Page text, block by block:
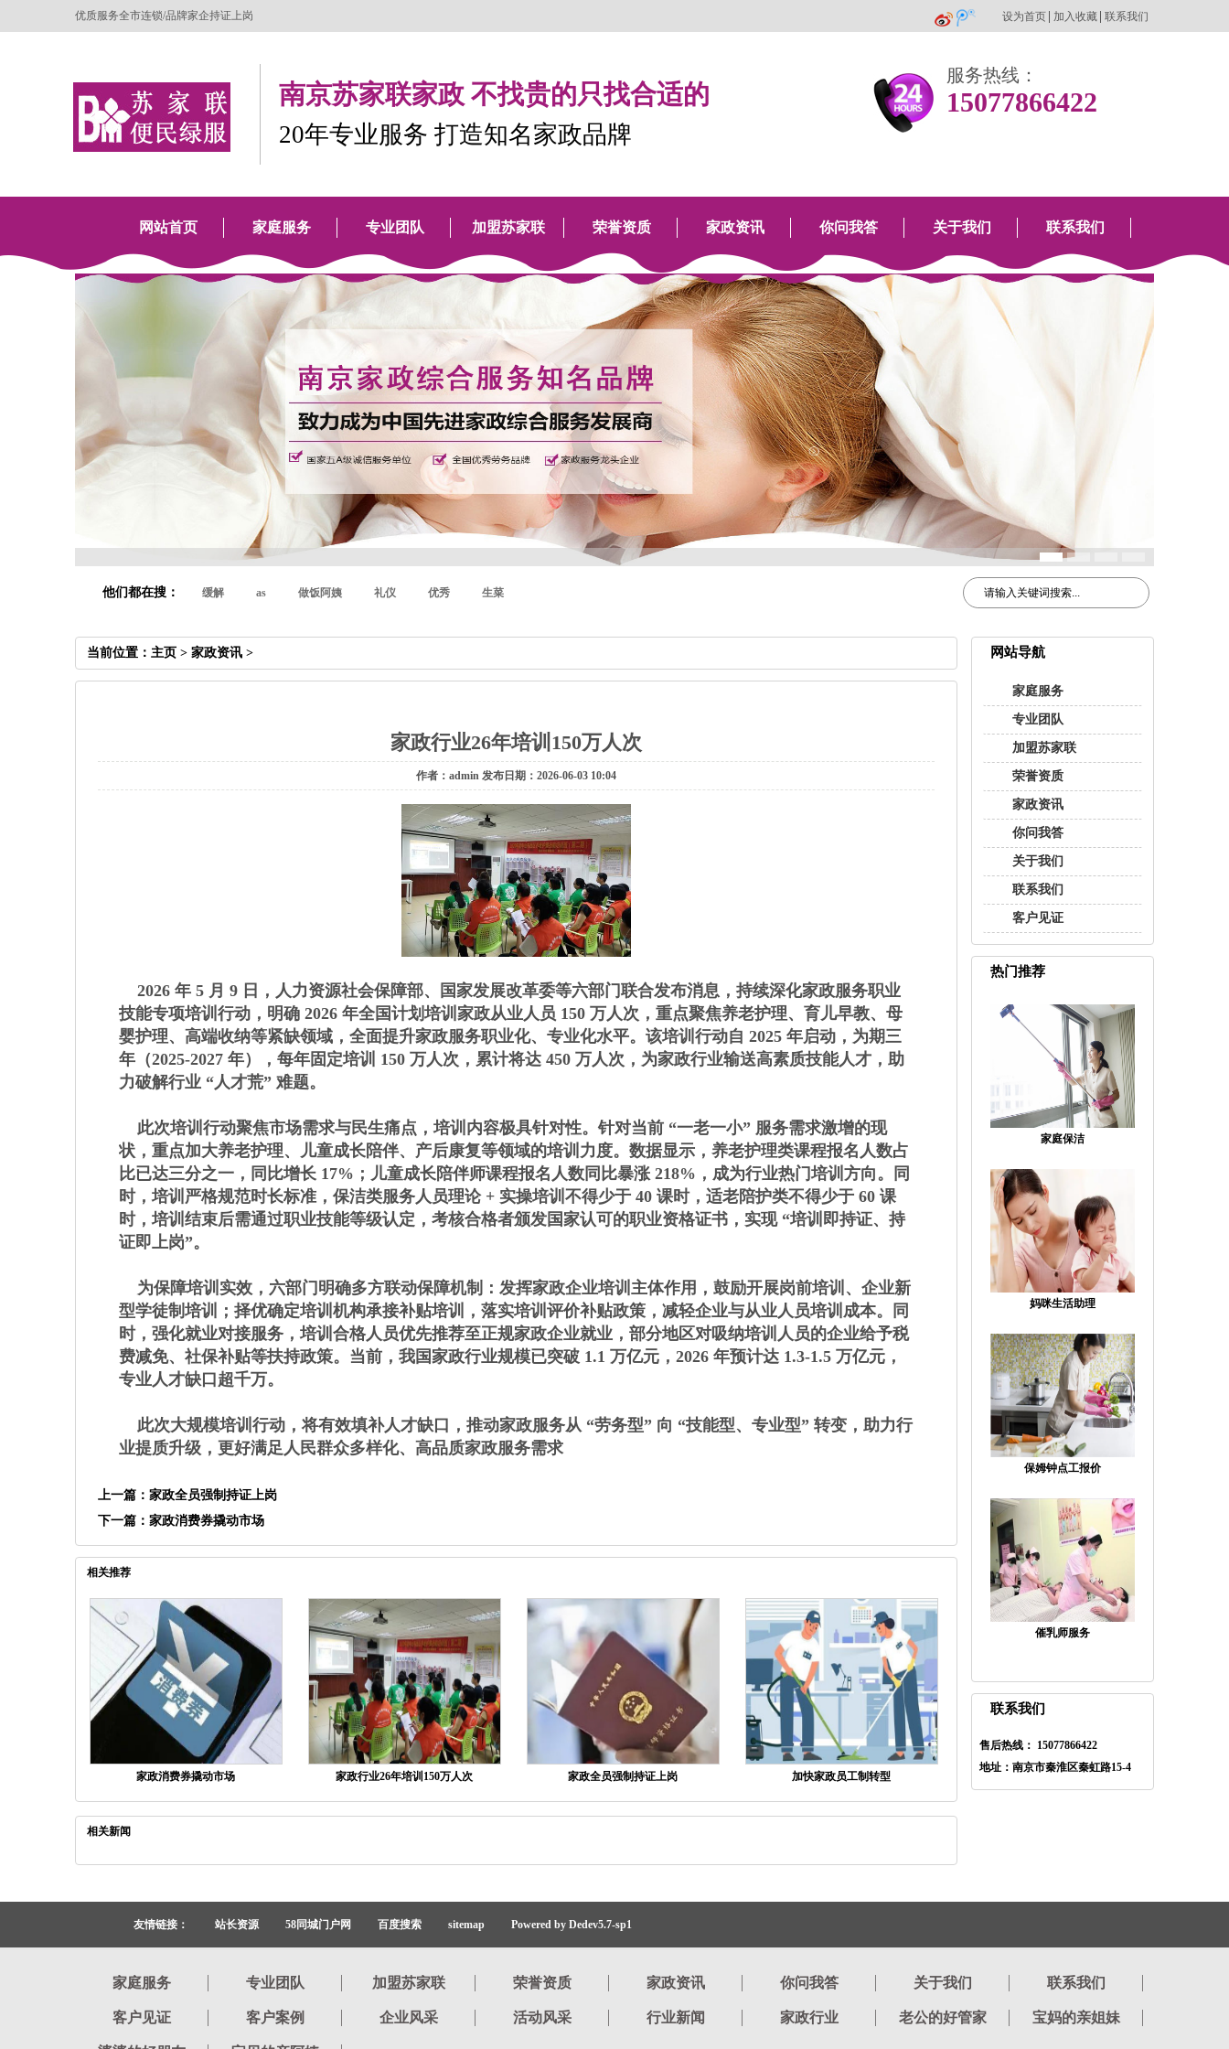
优质服务全市连锁/品牌家企持证上岗 设为首页 加入收藏 联系我们
南京苏家联家政 不找贵的只找合适的
20年专业服务 打造知名家政品牌
服务热线：
15077866422
网站首页 家庭服务 专业团队 加盟苏家联 荣誉资质 家政资讯 你问我答 关于我们 联系我们
他们都在搜： 缓解 as 做饭阿姨 礼仪 优秀 生菜
网站导航
家庭服务
专业团队
加盟苏家联
荣誉资质
家政资讯
你问我答
关于我们
联系我们
客户见证
热门推荐
家庭保洁
妈咪生活助理
保姆钟点工报价
催乳师服务
联系我们
售后热线： 15077866422
地址：南京市秦淮区秦虹路15-4
当前位置： 主页 > 家政资讯 >
家政行业26年培训150万人次
作者：admin 发布日期：2026-06-03 10:04
2026 年 5 月 9 日，人力资源社会保障部、国家发展改革委等六部门联合发布消息，持续深化家政服务职业
技能专项培训行动，明确 2026 年全国计划培训家政从业人员 150 万人次，重点聚焦养老护理、育儿早教、母
婴护理、高端收纳等紧缺领域，全面提升家政服务职业化、专业化水平。该培训行动自 2025 年启动，为期三
年（2025-2027 年），每年固定培训 150 万人次，累计将达 450 万人次，为家政行业输送高素质技能人才，助
力破解行业 “人才荒” 难题。
此次培训行动聚焦市场需求与民生痛点，培训内容极具针对性。针对当前 “一老一小” 服务需求激增的现
状，重点加大养老护理、儿童成长陪伴、产后康复等领域的培训力度。数据显示，养老护理类课程报名人数占
比已达三分之一，同比增长 17%；儿童成长陪伴师课程报名人数同比暴涨 218%，成为行业热门培训方向。同
时，培训严格规范时长标准，保洁类服务人员理论 + 实操培训不得少于 40 课时，适老陪护类不得少于 60 课
时，培训结束后需通过职业技能等级认定，考核合格者颁发国家认可的职业资格证书，实现 “培训即持证、持
证即上岗”。
为保障培训实效，六部门明确多方联动保障机制：发挥家政企业培训主体作用，鼓励开展岗前培训、企业新
型学徒制培训；择优确定培训机构承接补贴培训，落实培训评价补贴政策，减轻企业与从业人员培训成本。同
时，强化就业对接服务，培训合格人员优先推荐至正规家政企业就业，部分地区对吸纳培训人员的企业给予税
费减免、社保补贴等扶持政策。当前，我国家政行业规模已突破 1.1 万亿元，2026 年预计达 1.3-1.5 万亿元，
专业人才缺口超千万。
此次大规模培训行动，将有效填补人才缺口，推动家政服务从 “劳务型” 向 “技能型、专业型” 转变，助力行
业提质升级，更好满足人民群众多样化、高品质家政服务需求
上一篇： 家政全员强制持证上岗
下一篇： 家政消费券撬动市场
相关推荐
家政消费券撬动市场 家政行业26年培训150万人次 家政全员强制持证上岗 加快家政员工制转型
相关新闻
友情链接： 站长资源 58同城门户网 百度搜索 sitemap Powered by Dedev5.7-sp1
家庭服务 专业团队 加盟苏家联 荣誉资质 家政资讯 你问我答 关于我们 联系我们
客户见证 客户案例 企业风采 活动风采 行业新闻 家政行业 老公的好管家 宝妈的亲姐妹